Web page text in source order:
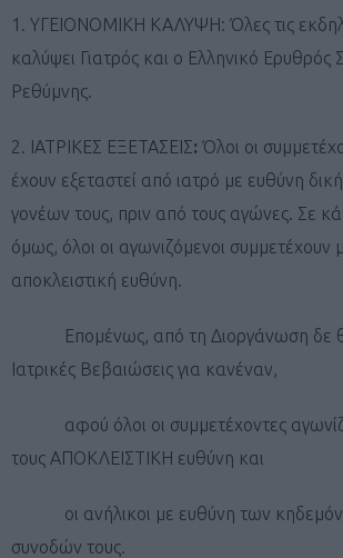
1. ΥΓΕΙΟΝΟΜΙΚΗ ΚΑΛΥΨΗ: Όλες τις
καλύψει Γιατρός και ο Ελληνικό Ερυθρός
Ρεθύμνης.
2. ΙΑΤΡΙΚΕΣ ΕΞΕΤΑΣΕΙΣ: Όλοι οι
έχουν εξεταστεί από ιατρό με ευθύνη
γονέων τους, πριν από τους αγώνες. Σε
όμως, όλοι οι αγωνιζόμενοι συμμετέχουν
αποκλειστική ευθύνη.
Επομένως, από τη Διοργάνωση δε
Ιατρικές Βεβαιώσεις για κανέναν,
αφού όλοι οι συμμετέχοντες
τους ΑΠΟΚΛΕΙΣΤΙΚΗ ευθύνη και
οι ανήλικοι με ευθύνη των
συνοδών τους.